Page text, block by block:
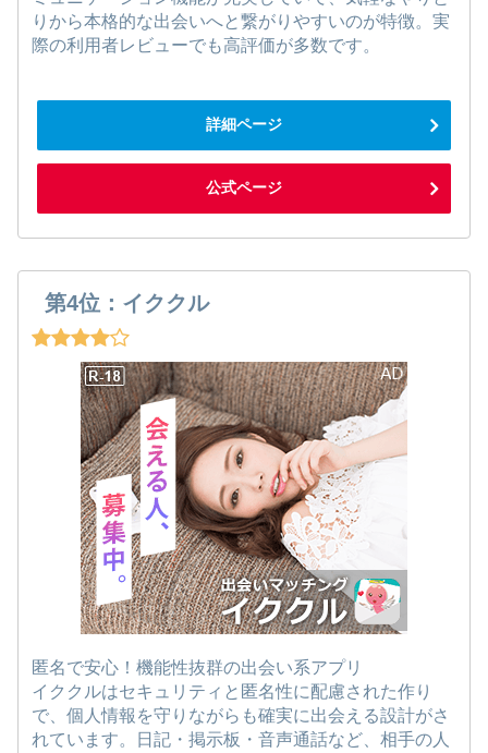
りから本格的な出会いへと繋がりやすいのが特徴。実
際の利用者レビューでも高評価が多数です。
詳細ページ
公式ページ
第4位：イククル
匿名で安心！機能性抜群の出会い系アプリ
イククルはセキュリティと匿名性に配慮された作り
で、個人情報を守りながらも確実に出会える設計がさ
れています。日記・掲示板・音声通話など、相手の人